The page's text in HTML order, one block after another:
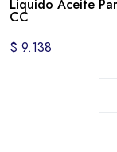
Liquido Aceite
CC
$ 9.138